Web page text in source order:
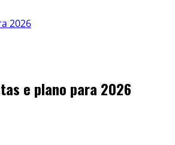
2026
e plano para 2026